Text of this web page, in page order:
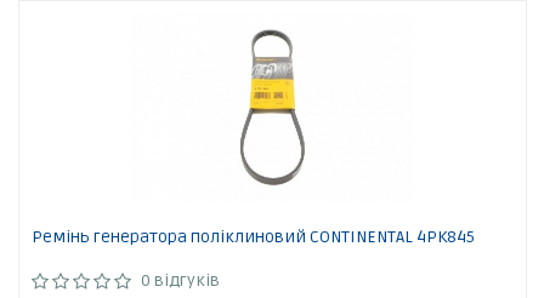
Ремінь генератора поліклиновий CONTINENTAL 4PK845
0 відгуків